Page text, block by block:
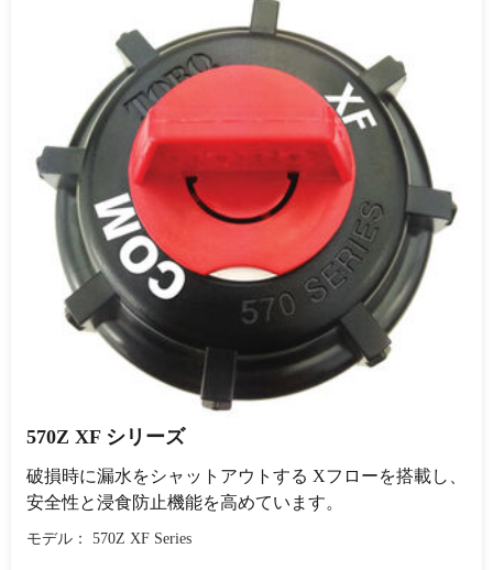
570Z XF シリーズ
破損時に漏水をシャットアウトする Xフローを搭載し、
安全性と浸食防止機能を高めています。
モデル： 570Z XF Series